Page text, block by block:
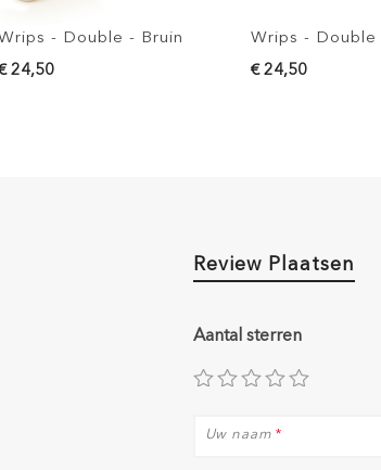
Bruin
Wrips - Double - Zwart
Review Plaatsen
Aantal sterren
*
Uw naam